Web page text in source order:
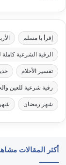
إقرأ يا مسلم
الرقية الشرعية
تفسير الأحلام
رقية شرعية للعين
شهر رمضان
أكثر المقالات